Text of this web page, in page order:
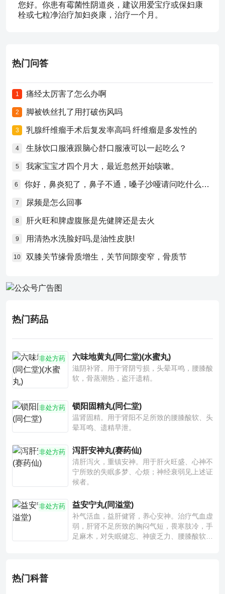
您好。你患有霉菌性阴道炎，建议用爱宝疗或保妇康
栓或七粒净治疗加妇炎康，治疗一个月。
热门问答
1 痛经太厉害了怎么办啊
2 脚被铁丝扎了用打破伤风吗
3 乳腺纤维瘤手术后复发率高吗 纤维瘤是多发性的
4 生脉饮口服液跟脑心舒口服液可以一起吃么？
5 我家宝宝才四个月大，最近忽然开始咳嗽。
6 你好，鼻炎犯了，鼻子不通，嗓子沙哑请问吃什么药比较好？
7 尿频是怎么回事
8 肝火旺和脾虚腹胀是先健脾还是去火
9 用清热水洗脸好吗,是油性皮肤!
10 双膝关节缘骨质增生，关节间隙变窄，骨质节
热门药品
非处方药 六味地黄丸(同仁堂)(水蜜丸)
滋阴补肾。用于肾阴亏损，头晕耳鸣，腰膝酸
软，骨蒸潮热，盗汗遗精。
非处方药 锁阳固精丸(同仁堂)
温肾固精。用于肾阳不足所致的腰膝酸软、头
晕耳鸣、遗精早泄。
非处方药 泻肝安神丸(赛药仙)
清肝泻火，重镇安神。用于肝火旺盛、心神不
宁所致的失眠多梦、心烦；神经衰弱见上述证
候者。
非处方药 益安宁丸(同溢堂)
补气活血，益肝健肾，养心安神。治疗气血虚
弱，肝肾不足所致的胸闷气短，畏寒肢冷，手
足麻木，对失眠健忘、神疲乏力、腰膝酸软也
热门科普